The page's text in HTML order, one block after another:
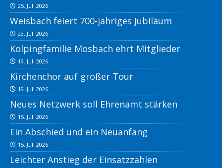
25. Juli 2026
Weisbach feiert 700-jähriges Jubiläum
23. Juli 2026
Kolpingfamilie Mosbach ehrt Mitglieder
19. Juli 2026
Kirchenchor auf großer Tour
19. Juli 2026
Neues Netzwerk soll Ehrenamt stärken
15. Juli 2026
Ein Abschied und ein Neuanfang
15. Juli 2026
Leichter Anstieg der Einsatzzahlen